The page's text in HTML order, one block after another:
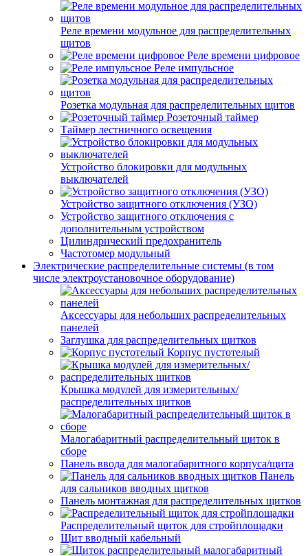
Реле времени модульное для распределительных
щитов
Реле времени цифровое
Реле импульсное
Розетка модульная для распределительных щитов
Розеточный таймер
Таймер лестничного освещения
Устройство блокировки для модульных
выключателей
Устройство защитного отключения (УЗО)
Устройство защитного отключения с
дополнительным устройством
Цилиндрический предохранитель
Частотомер модульный
Электрические распределительные системы (в том
числе электроустановочное оборудование)
Аксессуары для небольших распределительных
панелей
Заглушка для распределительных щитков
Корпус пустотелый
Крышка модулей для измерительных/
распределительных щитков
Малогабаритный распределительный щиток в
сборе
Панель ввода для малогабаритного корпуса/щита
Панель
для сальников вводных щитков
Панель монтажная для распределительных щитков
Распределительный щиток для стройплощадки
Щит вводный кабельный